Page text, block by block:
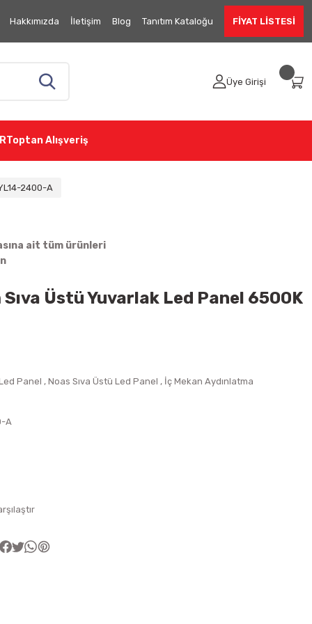
Hakkımızda İletişim Blog Tanıtım Kataloğu FİYAT LİSTESİ
Üye Girişi
Toptan Alışveriş
2400-A
ait tüm ürünleri
Üstü Yuvarlak Led Panel 6500K
Panel , Noas Sıva Üstü Led Panel , İç Mekan Aydınlatma
A